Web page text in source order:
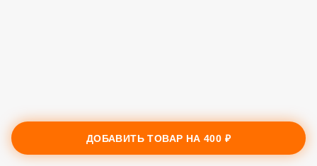
ДОБАВИТЬ ТОВАР НА400 ₽